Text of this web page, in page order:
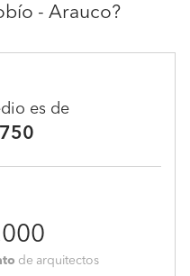
- Arauco?
es de
de arquitectos